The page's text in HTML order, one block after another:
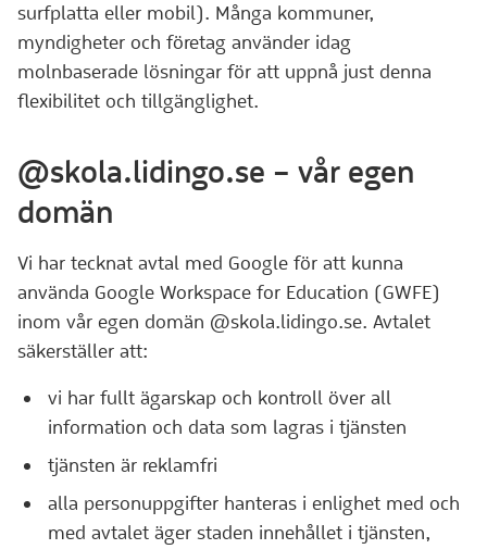
surfplatta eller mobil). Många kommuner,
myndigheter och företag använder idag
molnbaserade lösningar för att uppnå just denna
flexibilitet och tillgänglighet.
@skola.lidingo.se – vår egen
domän
Vi har tecknat avtal med Google för att kunna
använda Google Workspace for Education (GWFE)
inom vår egen domän @skola.lidingo.se. Avtalet
säkerställer att:
vi har fullt ägarskap och kontroll över all
information och data som lagras i tjänsten
tjänsten är reklamfri
alla personuppgifter hanteras i enlighet med och
med avtalet äger staden innehållet i tjänsten,